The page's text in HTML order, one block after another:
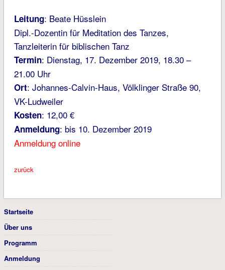
Leitung: Beate Hüsslein
Dipl.-Dozentin für Meditation des Tanzes,
Tanzleiterin für biblischen Tanz
Termin: Dienstag, 17. Dezember 2019, 18.30 –
21.00 Uhr
Ort: Johannes-Calvin-Haus, Völklinger Straße 90,
VK-Ludweiler
Kosten: 12,00 €
Anmeldung: bis 10. Dezember 2019
Anmeldung online
zurück
Startseite
Über uns
Programm
Anmeldung